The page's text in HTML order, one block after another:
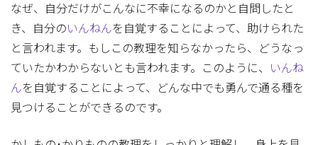
なぜ、自分だけがこんなに不幸になるのかと自問したと
き、自分のいんねんを自覚することによって、助けられた
と言われます。もしこの教理を知らなかったら、どうなっ
ていたかわからないとも言われます。このように、
いんね
んを自覚することによって、どんな中でも勇んで通る種を
見つけることができるのです。